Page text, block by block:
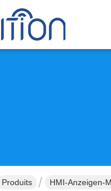
Produits HMI-Anzeigen-